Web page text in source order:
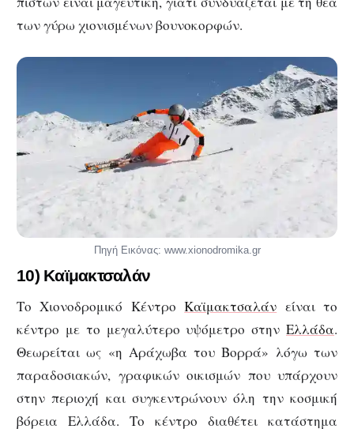
των γύρω χιονισμένων βουνοκορφών.
Πηγή Εικόνας: www.xionodromika.gr
10) Καϊμακτσαλάν
Το Χιονοδρομικό ΚέντροΚαϊμακτσαλάν είναι το
κέντρο με το μεγαλύτερο υψόμετρο στην Ελλάδα.
Θεωρείται ως «η Αράχωβα του Βορρά» λόγω των
παραδοσιακών, γραφικών οικισμών που υπάρχουν
στην περιοχή και συγκεντρώνουν όλη την κοσμική
βόρεια Ελλάδα. Το κέντρο διαθέτει κατάστημα